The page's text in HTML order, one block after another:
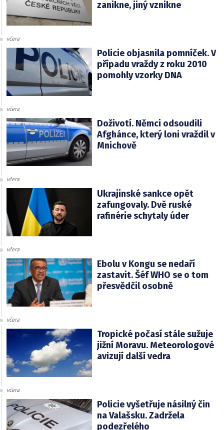
zanikne, jiný vznikne
včera
Policie objasnila pomníček. V
případu vraždy z roku 2010
pomohly vzorky DNA
včera
Doživotí. Němci odsoudili
Afghánce, který loni vraždil v
Mnichově
včera
Ukrajinské sankce opět
zafungovaly. Dvě ruské
rafinérie schytaly úder
včera
Ebolu v Kongu se nedaří
zastavit. Šéf WHO se o tom
přesvědčil osobně
včera
Tropické počasí stále sužuje
jižní Moravu. Meteorologové
avizují další vedra
včera
Policie vyšetřuje násilný čin
na Valašsku. Zadržela
podezřelého